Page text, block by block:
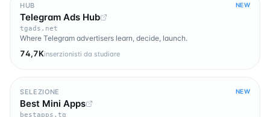
HUB NEW
Telegram Ads Hub
tgads.net
Where Telegram advertisers learn, decide, launch.
74,7Kinserzionisti da studiare
SELEZIONE NEW
Best Mini Apps
bestapps.tg